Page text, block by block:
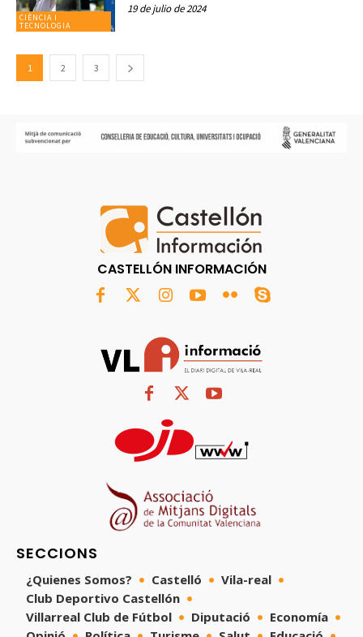
CIÈNCIA I
TECNOLOGIA
19 de julio de 2024
1 2 3
CASTELLÓN INFORMACIÓN
SECCIONS
¿Quienes Somos? Castelló
Vila-real
Club Deportivo Castellón
Villarreal Club de Fútbol
Diputació
Economía